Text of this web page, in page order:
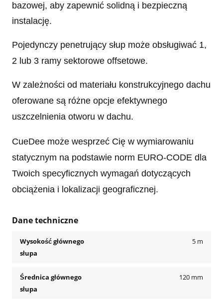
bazowej, aby zapewnić solidną i bezpieczną
instalację.
Pojedynczy penetrujący słup może obsługiwać 1,
2 lub 3 ramy sektorowe offsetowe.
W zależności od materiału konstrukcyjnego dachu
oferowane są różne opcje efektywnego
uszczelnienia otworu w dachu.
CueDee może wesprzeć Cię w wymiarowaniu
statycznym na podstawie norm EURO-CODE dla
Twoich specyficznych wymagań dotyczących
obciążenia i lokalizacji geograficznej.
Dane techniczne
Wysokość głównego
słupa
5 m
Średnica głównego
słupa
120 mm